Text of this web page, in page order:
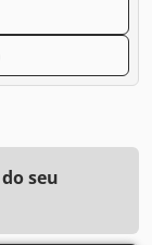
seu